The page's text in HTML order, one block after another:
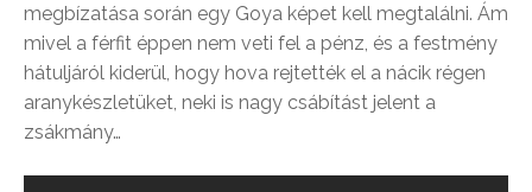
megbízatása során egy Goya képet kell megtalálni. Ám
mivel a férfit éppen nem veti fel a pénz, és a festmény
hátuljáról kiderül, hogy hova rejtették el a nácik régen
aranykészletüket, neki is nagy csábítást jelent a
zsákmány…